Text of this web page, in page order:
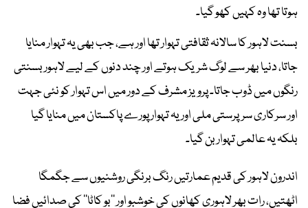
ہوتا تھا وہ کہیں کھو گیا۔
بسنت لاہور کا سالانہ ثقافتی تہوار تھا اور ہے، جب بھی یہ تہوار منایا
جاتا، دنیا بھر سے لوگ شریک ہوتے اور چند دنوں کے لیے لاہور بسنتی
رنگوں میں ڈوب جاتا۔ پرویز مشرف کے دور میں اس تہوار کو نئی جہت
اور سرکاری سرپرستی ملی اور یہ تہوار پورے پاکستان میں منایا گیا
بلکہ یہ عالمی تہوار بن گیا۔
اندرون لاہور کی قدیم عمارتیں رنگ برنگی روشنیوں سے جگمگا
اٹھتیں، رات بھر لاہوری کھانوں کی خوشبو اور ’’بو کاٹا‘‘ کی صدائیں فضا